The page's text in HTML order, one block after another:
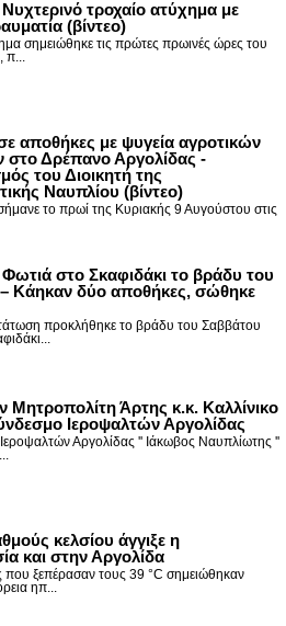
τροχαίο ατύχημα με
(βίντεο)
σημειώθηκε τις πρώτες πρωινές ώρες του
π...
αποθήκες με ψυγεία αγροτικών
στο Δρέπανο Αργολίδας -
του Διοικητή της
Ναυπλίου (βίντεο)
το πρωί της Κυριακής 9 Αυγούστου στις
στο Σκαφιδάκι το βράδυ του
Κάηκαν δύο αποθήκες, σώθηκε
προκλήθηκε το βράδυ του Σαββάτου
Μητροπολίτη Άρτης κ.κ. Καλλίνικο
Ιεροψαλτών Αργολίδας
Αργολίδας '' Ιάκωβος Ναυπλίωτης ''
κελσίου άγγιξε η
και στην Αργολίδα
που ξεπέρασαν τους 39 °C σημειώθηκαν
ηπ...